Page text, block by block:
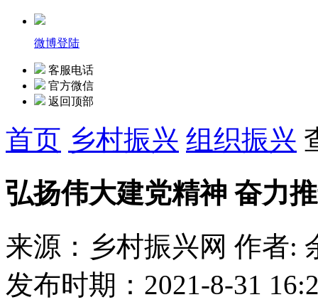
微博登陆
客服电话
官方微信
返回顶部
首页 乡村振兴 组织振兴
弘扬伟大建党精神 奋力
来源：乡村振兴网 作者:
发布时期：2021-8-31